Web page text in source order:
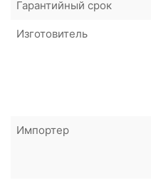
Гарантийный срок
Изготовитель
Импортер